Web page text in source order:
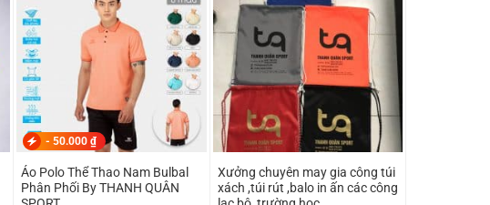
-50.000₫
Áo Polo Thể Thao Nam Bulbal
Phân Phối By THANH QUÂN
Xưởng chuyên may gia công túi
xách ,túi rút ,balo in ấn các công